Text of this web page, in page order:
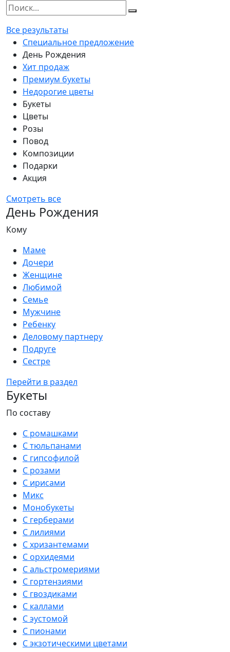
Все результаты
Специальное предложение
День Рождения
Хит продаж
Премиум букеты
Недорогие цветы
Букеты
Цветы
Розы
Повод
Композиции
Подарки
Акция
Смотреть все
День Рождения
Кому
Маме
Дочери
Женщине
Любимой
Семье
Мужчине
Ребенку
Деловому партнеру
Подруге
Сестре
Перейти в раздел
Букеты
По составу
С ромашками
С тюльпанами
С гипсофилой
С розами
С ирисами
Микс
Монобукеты
С герберами
С лилиями
С хризантемами
С орхидеями
С альстромериями
С гортензиями
С гвоздиками
С каллами
С эустомой
С пионами
С экзотическими цветами